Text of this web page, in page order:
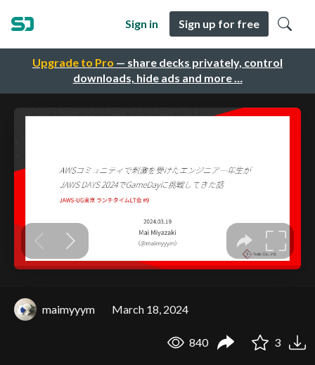
Upgrade to Pro — share decks privately, control
downloads, hide ads and more …
Sign in Sign up for free
maimyyym March 18, 2024
840 3